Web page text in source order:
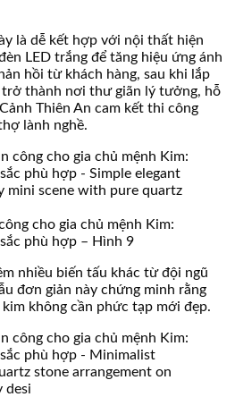
là dễ kết hợp với nội thất hiện
LED trắng để tăng hiệu ứng ánh
hồi từ khách hàng, sau khi lắp
trở thành nơi thư giãn lý tưởng, hỗ
Thiên An cam kết thi công
lành nghề.
cho gia chủ mệnh Kim:
phù hợp – Hình 9
nhiều biến tấu khác từ đội ngũ
đơn giản này chứng minh rằng
không cần phức tạp mới đẹp.